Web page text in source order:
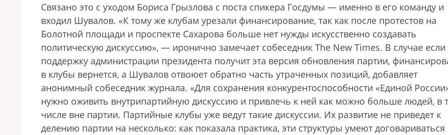
Связано это с уходом Бориса Грызлова с поста спикера Госдумы — именно в его команду и
входил Шувалов. «К тому же клубам урезали финансирование, так как после протестов на
Болотной площади и проспекте Сахарова больше нет нужды искусственно создавать
политическую дискуссию», — иронично замечает собеседник The New Times. В случае если
поддержку администрации президента получит эта версия обновления партии,
в клубы вернется, а Шувалов отвоюет обратно часть утраченных позиций, добавляет
анонимный собеседник журнала. «Для сохранения конкурентоспособности «Единой
нужно оживить внутрипартийную дискуссию и привлечь к ней как можно больше людей, в
числе вне партии. Партийные клубы уже ведут такие дискуссии. Их развитие не приведет к
делению партии на несколько: как показала практика, эти структуры умеют договариваться